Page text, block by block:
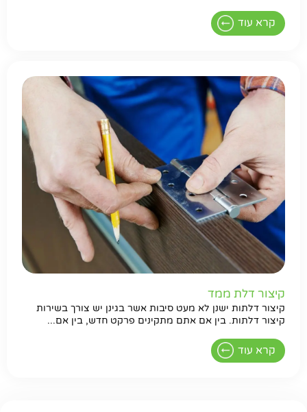
קרא עוד
קיצור דלת ממד
קיצור דלתות ישנן לא מעט סיבות אשר בגינן יש צורך בשירות
קיצור דלתות. בין אם אתם מתקינים פרקט חדש, בין אם...
קרא עוד